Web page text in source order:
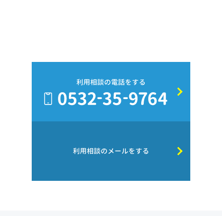
利用相談の電話をする
利用相談のメールをする